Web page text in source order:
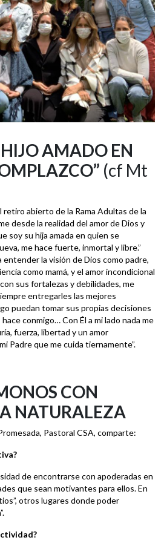
HIJO AMADO EN
(cf Mt
retiro abierto de la Rama Adultas de la
desde la realidad del amor de Dios y
soy su hija amada en quien se
me hace fuerte, inmortal y libre.”
entender la visión de Dios como padre,
como mamá, y el amor incondicional
sus fortalezas y debilidades, me
entregarles las mejores
puedan tomar sus propias decisiones
conmigo… Con Él a mi lado nada me
fuerza, libertad y un amor
Padre que me cuida tiernamente”.
CON
NATURALEZA
Pastoral CSA, comparte:
de encontrarse con apoderadas en
que sean motivantes para ellos. En
otros lugares donde poder